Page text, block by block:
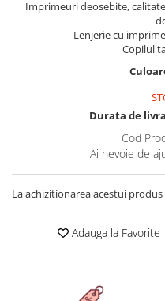
Cearceaf cu elastic 4 piese
Cearceaf normal 6 piese
Lenjerii Pufoase Fluffy/
Bumbac Neted Nesatinat
Bumbac 100%
Lenjerii Satin Premium
Lenjerii Jacquard
Lenjerii Creponate
Huse De Pat Tricotate
Huse De Pat Tricotate
Huse Impermeabile
Huse Impermeabile
Imprimeuri deosebite,
Lenjerie cu
Copilul
Durata de
Cod
Ai nevoie de
La achizitionarea acestui
Adauga la Favorite